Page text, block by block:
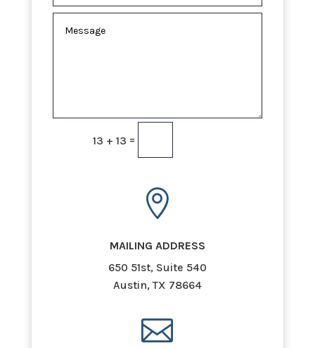
13 + 13 =

MAILING ADDRESS
650 51st, Suite 540
Austin, TX 78664
